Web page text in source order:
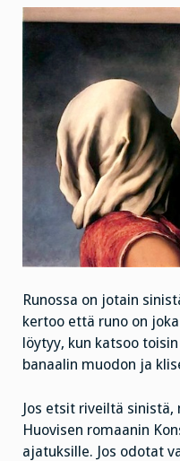
Runossa on jotain
kertoo että runo on
löytyy, kun katsoo
banaalin muodon ja
Jos etsit riveiltä
Huovisen romaanin
ajatuksille. Jos odotat